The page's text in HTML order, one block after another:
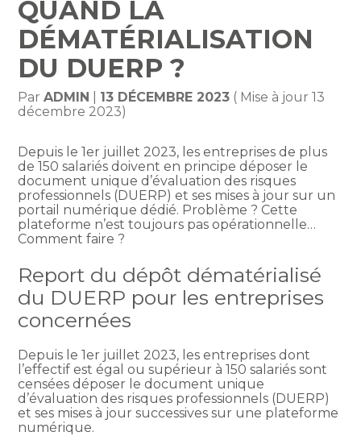
QUAND LA
DÉMATÉRIALISATION
DU DUERP ?
ParADMIN 13 DÉCEMBRE 2023 ( Mise à jour 13
décembre 2023)
Depuis le 1er juillet 2023, les entreprises de plus
de 150 salariés doivent en principe déposer le
document unique d’évaluation des risques
professionnels (DUERP) et ses mises à jour sur un
portail numérique dédié. Problème ? Cette
plateforme n’est toujours pas opérationnelle…
Comment faire ?
Report du dépôt dématérialisé
du DUERP pour les entreprises
concernées
Depuis le 1er juillet 2023, les entreprises dont
l’effectif est égal ou supérieur à 150 salariés sont
censées déposer le document unique
d’évaluation des risques professionnels (DUERP)
et ses mises à jour successives sur une plateforme
numérique.